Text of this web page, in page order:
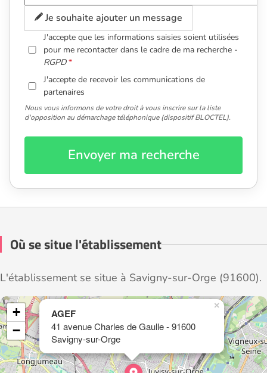
Je souhaite ajouter un message
J'accepte que les informations saisies soient utilisées
pour me recontacter dans le cadre de ma recherche -
RGPD
J'accepte de recevoir les communications de
partenaires
Nous vous informons de votre droit à vous inscrire sur la liste
d'opposition au démarchage téléphonique (dispositif BLOCTEL).
Envoyer ma recherche
Où se situe l'établissement
L'établissement se situe à Savigny-sur-Orge (91600).
AGEF
41 avenue Charles de Gaulle - 91600
Savigny-sur-Orge
×
+
−